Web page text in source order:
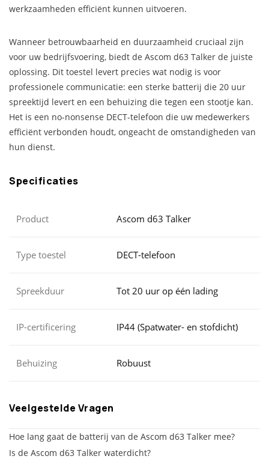
werkzaamheden efficiënt kunnen uitvoeren.
Wanneer betrouwbaarheid en duurzaamheid cruciaal zijn
voor uw bedrijfsvoering, biedt de Ascom d63 Talker de juiste
oplossing. Dit toestel levert precies wat nodig is voor
professionele communicatie: een sterke batterij die 20 uur
spreektijd levert en een behuizing die tegen een stootje kan.
Het is een no-nonsense DECT-telefoon die uw medewerkers
efficiënt verbonden houdt, ongeacht de omstandigheden van
hun dienst.
Specificaties
Product Ascom d63 Talker
Type toestel DECT-telefoon
Spreekduur Tot 20 uur op één lading
IP-certificering IP44 (Spatwater- en stofdicht)
Behuizing Robuust
Veelgestelde Vragen
Hoe lang gaat de batterij van de Ascom d63 Talker mee?
Is de Ascom d63 Talker waterdicht?